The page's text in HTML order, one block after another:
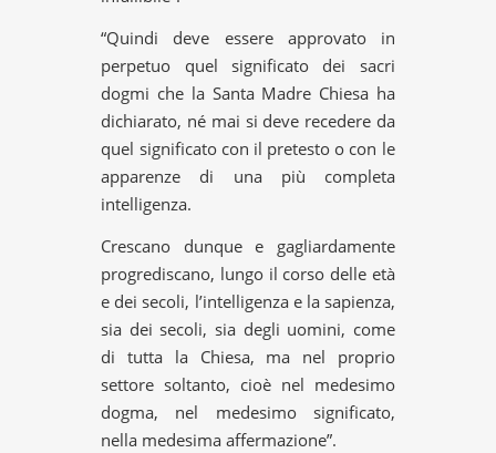
“Quindi deve essere approvato in
perpetuo quel significato dei sacri
dogmi che la Santa Madre Chiesa ha
dichiarato, né mai si deve recedere da
quel significato con il pretesto o con le
apparenze di una più completa
intelligenza.
Crescano dunque e gagliardamente
progrediscano, lungo il corso delle età
e dei secoli, l’intelligenza e la sapienza,
sia dei secoli, sia degli uomini, come
di tutta la Chiesa, ma nel proprio
settore soltanto, cioè nel medesimo
dogma, nel medesimo significato,
nella medesima affermazione”.